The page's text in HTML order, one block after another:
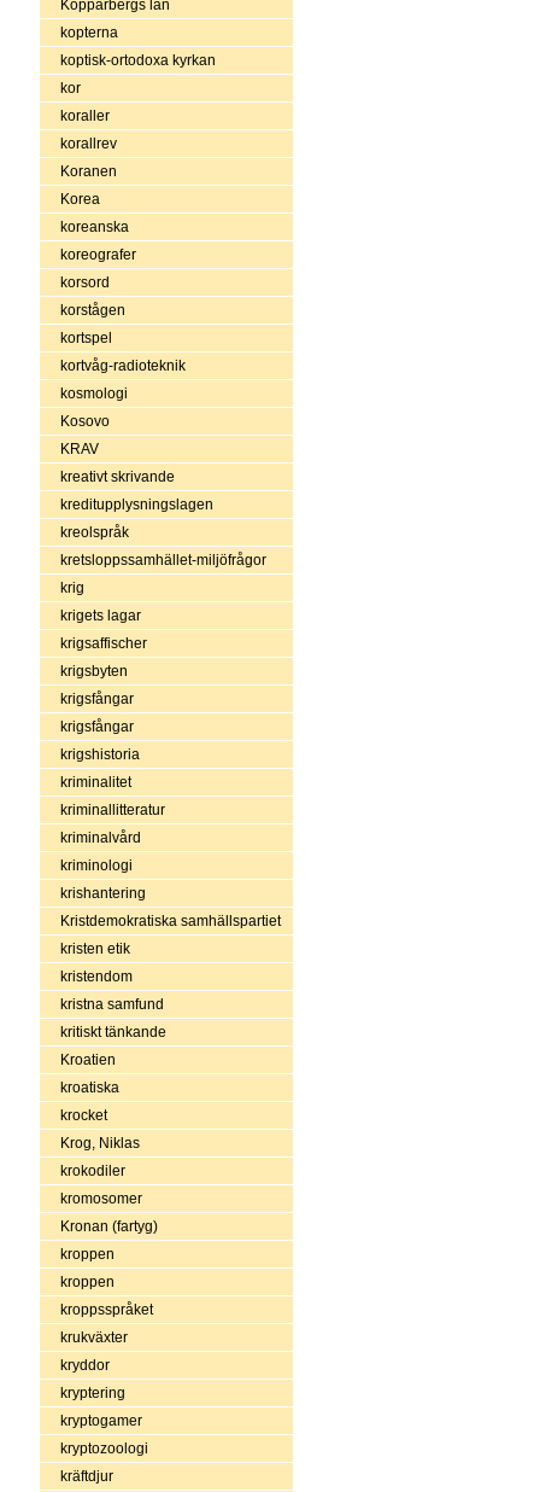
Kopparbergs län
kopterna
koptisk-ortodoxa kyrkan
kor
koraller
korallrev
Koranen
Korea
koreanska
koreografer
korsord
korstågen
kortspel
kortvåg-radioteknik
kosmologi
Kosovo
KRAV
kreativt skrivande
kreditupplysningslagen
kreolspråk
kretsloppssamhället-miljöfrågor
krig
krigets lagar
krigsaffischer
krigsbyten
krigsfångar
krigsfångar
krigshistoria
kriminalitet
kriminallitteratur
kriminalvård
kriminologi
krishantering
Kristdemokratiska samhällspartiet
kristen etik
kristendom
kristna samfund
kritiskt tänkande
Kroatien
kroatiska
krocket
Krog, Niklas
krokodiler
kromosomer
Kronan (fartyg)
kroppen
kroppen
kroppsspråket
krukväxter
kryddor
kryptering
kryptogamer
kryptozoologi
kräftdjur